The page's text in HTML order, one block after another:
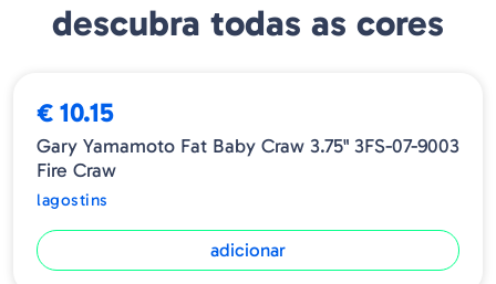
descubra todas as cores
€ 10.15
Gary Yamamoto Fat Baby Craw 3.75" 3FS-07-9003
Fire Craw
lagostins
adicionar